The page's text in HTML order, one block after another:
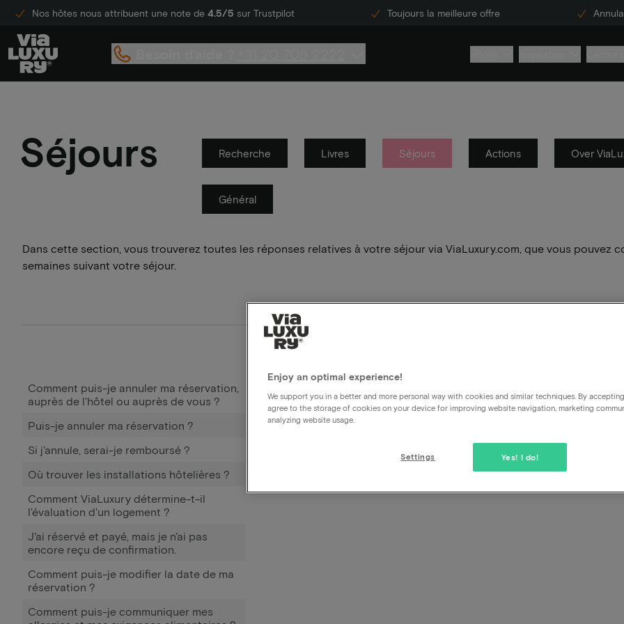
Nos hôtes nous attribuent une note de 4.5/5 sur Trustpilot Toujours la meilleure offre
Séjours Recherche Livres Séjours Actions Over
Général
Dans cette section, vous trouverez toutes les réponses relatives à votre séjour via ViaLuxury.com, que vous pouvez
semaines suivant votre séjour.
Comment puis-je annuler ma réservation,
auprès de l'hôtel ou auprès de vous ?
Puis-je annuler ma réservation ?
Si j'annule, serai-je remboursé ?
Où trouver les installations hôtelières ?
Comment ViaLuxury détermine-t-il
l'évaluation d'un logement ?
J'ai réservé et payé, mais je n'ai pas
encore reçu de confirmation.
Comment puis-je modifier la date de ma
réservation ?
Comment puis-je communiquer mes
Quelle est l'heure d'arrivée
Lorsque vous choisissez un forfait, il arrive que l'une des
départ tardif ou l'arrivée anticipée. Vous trouverez
d'arrivée et de départ sous la rubrique Conditions au bas
Enjoy an optimal experience!
We support you in a better and more personal way with cookies and similar techniques. By
agree to the storage of cookies on your device for improving website navigation, marketing
analyzing website usage.
Yes! I do!
Settings